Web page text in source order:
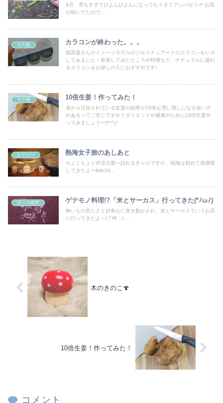
8月、育ちすぎてびよんびよんになってたイタリアンパセリ🌱 お花
が咲いてたので...
その他 カラコンが終わった。。。
福原遥さんがイメージモデルのジルスチュアートのカラコンをレポ
してみました！装着してみたところや特徴など、ナチュラルに盛れ
るカラコンをお探しの人におすすめです♪
その他 10倍生姜！作ってみた！
昔から注目されている生姜の効果が10倍も増し増しになる使い方
があるってご存じですか？ダイエットや健康のために10倍生姜作
ってみましょうー(*^^)ﾉ
おでかけ 熱海女子旅のあしあと
ちょくちょく伊豆方面へ訪れるきゃりですが、熱海は初めて😆満喫
してきたよ〜&#x26...
日々の徒然 ゲテモノ料理!?「米とサーカス」行ってきた(*ﾉωﾉ)
怖いもの見たさと好奇心に突き動かされ、米とサーカスていうお店
に行ってきたよ～( *´艸｀) ...
木のきのこ🍄
10倍生姜！作ってみた！
コメント